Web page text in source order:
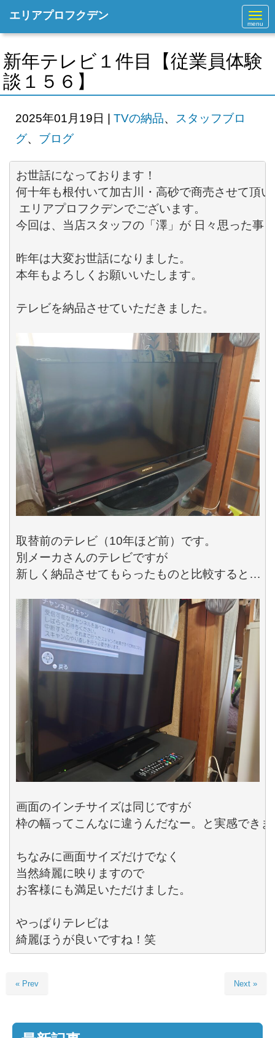
N
a
v
g
a
o
エリアプロフクデン
新年テレビ１件目【従業員体験
談１５６】
2025年01月19日 | TVの納品、
スタッフブロ
グ、 ブログ
お世話になっております！
何十年も根付いて加古川・高砂で商売させて頂
エリアプロフクデンでございます。
今回は、当店スタッフの「澤」が 日々思った事
昨年は大変お世話になりました。
本年もよろしくお願いいたします。
テレビを納品させていただきました。
取替前のテレビ（10年ほど前）です。
別メーカさんのテレビですが
新しく納品させてもらったものと比較すると…
画面のインチサイズは同じですが
枠の幅ってこんなに違うんだなー。と実感できま
ちなみに画面サイズだけでなく
当然綺麗に映りますので
お客様にも満足いただけました。
やっぱりテレビは
綺麗ほうが良いですね！笑
« Prev Next »